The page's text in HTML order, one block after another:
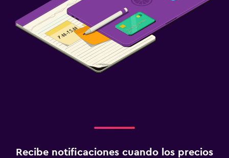
Recibe notificaciones cuando los precios